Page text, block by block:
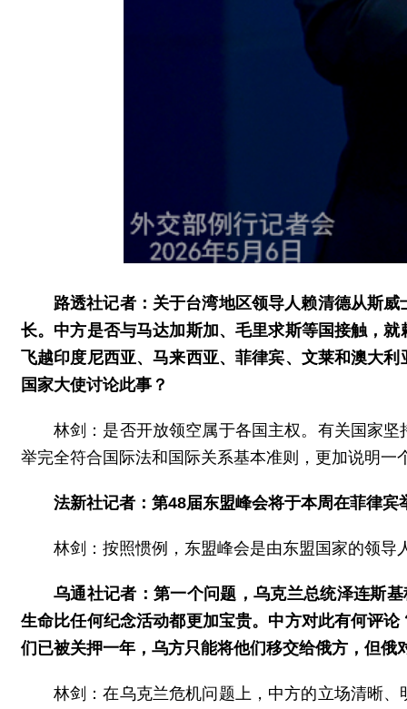
路透社记者：关于台湾地区领导人赖清德从斯
长。中方是否与马达加斯加、毛里求斯等国接触，
飞越印度尼西亚、马来西亚、菲律宾、文莱和澳大
国家大使讨论此事？
林剑：是否开放领空属于各国主权。有关国家
举完全符合国际法和国际关系基本准则，更加说明一
法新社记者：第48届东盟峰会将于本周在菲律
林剑：按照惯例，东盟峰会是由东盟国家的领
乌通社记者：第一个问题，乌克兰总统泽连斯
生命比任何纪念活动都更加宝贵。中方对此有何评
们已被关押一年，乌方只能将他们移交给俄方，但
林剑：在乌克兰危机问题上，中方的立场清晰